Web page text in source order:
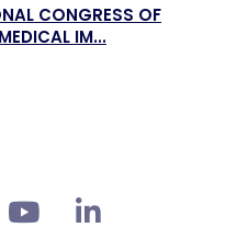
CONGRESS OF
IM...